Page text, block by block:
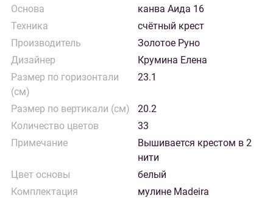
Основа
канва Аида 16
Техника
счётный крест
Производитель
Золотое Руно
Дизайнер
Крумина Елена
Размер по горизонтали
(см)
23.1
Размер по вертикали (см)
20.2
Количество цветов
33
Примечание
Вышивается крестом в 2
нити
Цвет основы
белый
Комплектация
мулине Madeira